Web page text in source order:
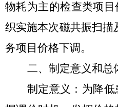
物耗为主的检查类项
织实施本次磁共振扫描
务项目价格下调。
二、制定意义和总
制定意义：为降